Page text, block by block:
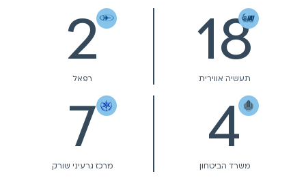
18
תעשיה אווירית 2
רפאל
4
משרד הביטחון 7
מרכז גרעיני שורק